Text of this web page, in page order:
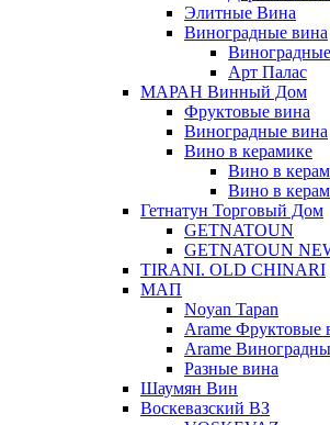
Элитные Вина
Виноградные вина
Арт Палас
МАРАН Винный Дом
Фруктовые вина
Виноградные вина
Вино в керамике
Вино в
Вино в
Гетнатун Торговый Дом
GETNATOUN
GETNATOUN
TIRANI. OLD CHINARI
МАП
Noyan Tapan
Arame Фруктовые
Arame
Разные вина
Шаумян Вин
Воскевазский ВЗ